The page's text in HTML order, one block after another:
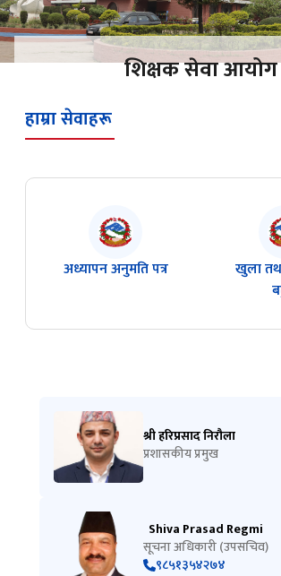
शिक्षक सेवा आयोग
हाम्रा सेवाहरू
अध्यापन अनुमति पत्र
खुला
श्री हरिप्रसाद निरौला
प्रशासकीय प्रमुख
Shiva Prasad Regmi
सूचना अधिकारी (उपसचिव)
९८५१३५४२७४